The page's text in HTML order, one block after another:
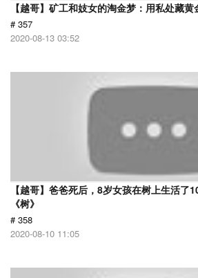
【越哥】矿工和妓女的淘金梦：用私处藏黄
# 357
2020-08-13 03:52
【越哥】爸爸死后，8岁女孩在树上生活了
《树》
# 358
2020-08-10 11:05